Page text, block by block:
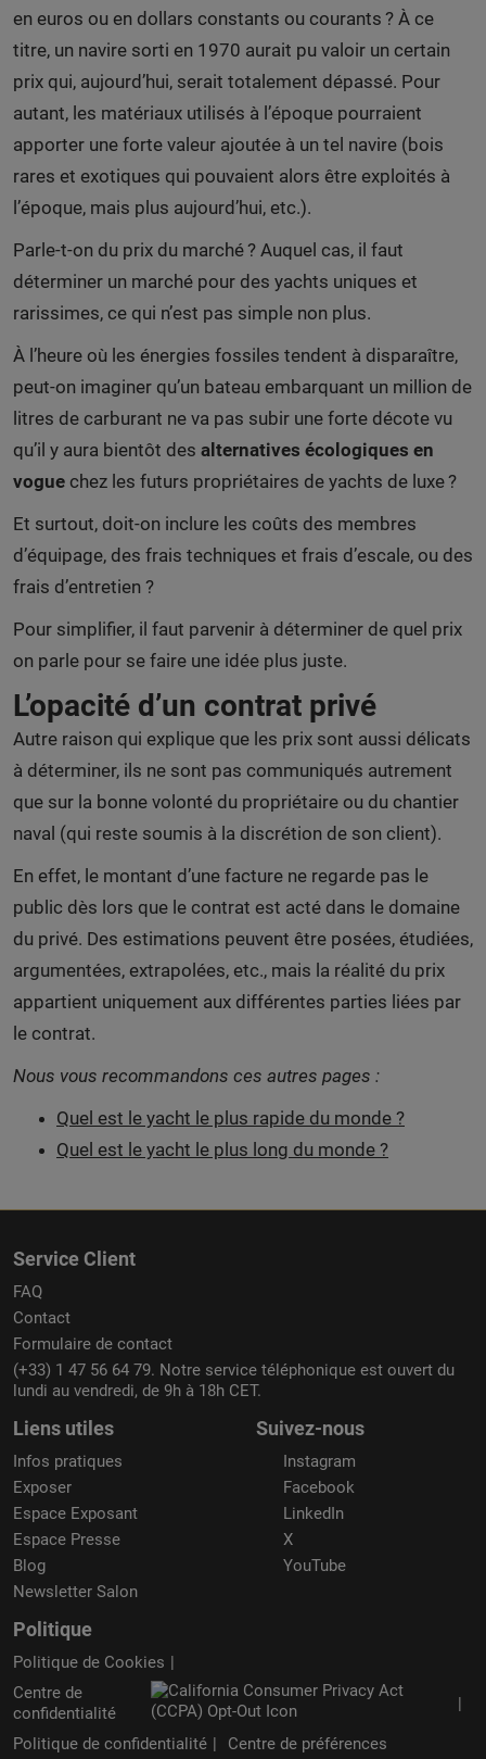
en euros ou en dollars constants ou courants ? À ce
titre, un navire sorti en 1970 aurait pu valoir un certain
prix qui, aujourd’hui, serait totalement dépassé. Pour
autant, les matériaux utilisés à l’époque pourraient
apporter une forte valeur ajoutée à un tel navire (bois
rares et exotiques qui pouvaient alors être exploités à
l’époque, mais plus aujourd’hui, etc.).
Parle-t-on du prix du marché ? Auquel cas, il faut
déterminer un marché pour des yachts uniques et
rarissimes, ce qui n’est pas simple non plus.
À l’heure où les énergies fossiles tendent à disparaître,
peut-on imaginer qu’un bateau embarquant un million de
litres de carburant ne va pas subir une forte décote vu
qu’il y aura bientôt des alternatives écologiques en
vogue chez les futurs propriétaires de yachts de luxe ?
Et surtout, doit-on inclure les coûts des membres
d’équipage, des frais techniques et frais d’escale, ou des
frais d’entretien ?
Pour simplifier, il faut parvenir à déterminer de quel prix
on parle pour se faire une idée plus juste.
L’opacité d’un contrat privé
Autre raison qui explique que les prix sont aussi délicats
à déterminer, ils ne sont pas communiqués autrement
que sur la bonne volonté du propriétaire ou du chantier
naval (qui reste soumis à la discrétion de son client).
En effet, le montant d’une facture ne regarde pas le
public dès lors que le contrat est acté dans le domaine
du privé. Des estimations peuvent être posées, étudiées,
argumentées, extrapolées, etc., mais la réalité du prix
appartient uniquement aux différentes parties liées par
le contrat.
Nous vous recommandons ces autres pages :
Quel est le yacht le plus rapide du monde ?
Quel est le yacht le plus long du monde ?
Service Client
FAQ
Contact
Formulaire de contact
(+33) 1 47 56 64 79. Notre service téléphonique est ouvert du
lundi au vendredi, de 9h à 18h CET.
Liens utiles
Infos pratiques
Exposer
Espace Exposant
Espace Presse
Blog
Newsletter Salon
Suivez-nous
Instagram
Facebook
LinkedIn
X
YouTube
Politique
Politique de Cookies
Centre de
confidentialité
Politique de confidentialité
Centre de préférences